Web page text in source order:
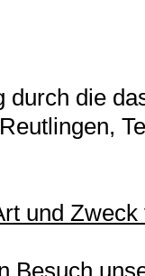
durch die
und Zweck